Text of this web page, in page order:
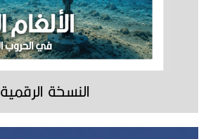
النسخة الرقمية